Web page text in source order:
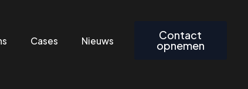
Cases Nieuws Contact
opnemen
Monday staan voor de deur!